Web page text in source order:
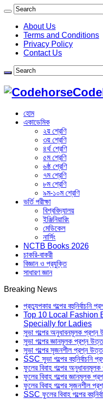
About Us
Terms and Conditions
Privacy Policy
Contact Us
হোম
একাডেমিক
২য় শ্রেণি
৩য় শ্রেণি
৪র্থ শ্রেণি
৫ম শ্রেণি
৬ষ্ঠ শ্রেণি
৭ম শ্রেণি
৮ম শ্রেণি
৯ম-১০ম শ্রেণি
ভর্তি পরীক্ষা
বিশ্ববিদ্যালয়
ইঞ্জিনিয়ারিং
মেডিকেল
নার্সিং
NCTB Books 2026
চাকরি-বাকরী
বিজ্ঞান ও প্রযুক্তি
সাধারণ জ্ঞান
Breaking News
প্রত্যুপকার গল্পের বহুনির্বাচনি
Top 10 Local Fashion
Specially for Ladies
সুভা গল্পের অনুধাবনমূলক প্রশ্ন
সুভা গল্পের জ্ঞানমূলক প্রশ্ন
সুভা গল্পের সৃজনশীল প্রশ্ন
SSC সুভা গল্পের বহুনির্বাচনি
ফুলের বিবাহ গল্পের
ফুলের বিবাহ গল্পের জ্ঞানমূলক
ফুলের বিবাহ গল্পের সৃজনশীল
SSC ফুলের বিবাহ গল্পের